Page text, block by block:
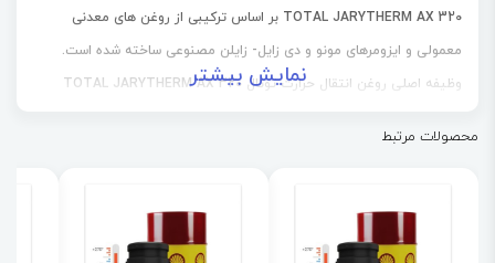
TOTAL JARYTHERM AX 320 بر اساس ترکیبی از روغن های معدنی
معمولی و ایزومرهای مونو و دی زایل- زایلن مصنوعی ساخته شده است.
وظیفه اصلی روغن انتقال حرارت توتال TOTAL JARYTHERM AX 320نمایش بیشتر
محصولات مرتبط